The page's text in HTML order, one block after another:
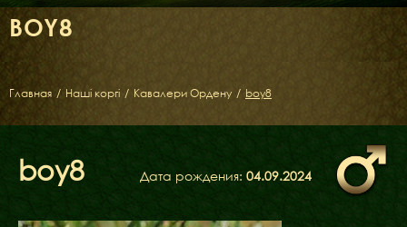
BOY8
Главная / Наші коргі / Кавалери Ордену / boy8
boy8 Дата рождения: 04.09.2024
ДАМИ ОРДЕНУ
КАВАЛЕРИ ОРДЕНУ
ДИТЯЧА КІМНАТА
БІБЛІОТЕКА
МІФИ
БЛОГ